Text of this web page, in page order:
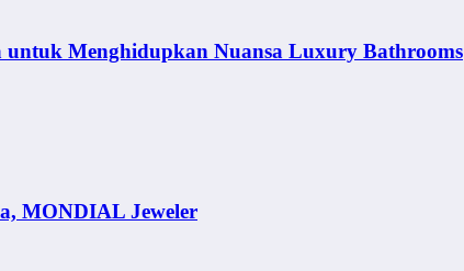
Menghidupkan Nuansa Luxury Bathrooms
MONDIAL Jeweler